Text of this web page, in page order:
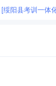
[绥阳县考训一体